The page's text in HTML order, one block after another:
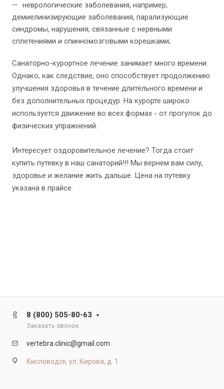
неврологические заболевания, например,
демиелинизирующие заболевания, парализующие
синдромы, нарушения, связанные с нервными
сплетениями и спинномозговыми корешками;
Санаторно-курортное лечение занимает много времени.
Однако, как следствие, оно способствует продолжению
улучшения здоровья в течение длительного времени и
без дополнительных процедур. На курорте широко
используется движение во всех формах - от прогулок до
физических упражнений.
Интересует оздоровительное лечение? Тогда стоит
купить путевку в наш санаторий!!! Мы вернем вам силу,
здоровье и желание жить дальше. Цена на путевку
указана в прайсе.
8 (800) 505-80-63
Заказать звонок
vertebra.clinic@gmail.com
Кисловодск, ул. Кирова, д. 1